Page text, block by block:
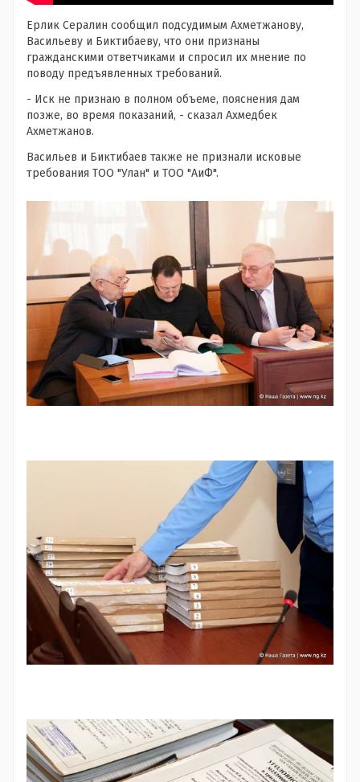
Ерлик Сералин сообщил подсудимым Ахметжанову,
Васильеву и Биктибаеву, что они признаны
гражданскими ответчиками и спросил их мнение по
поводу предъявленных требований.
- Иск не признаю в полном объеме, пояснения дам
позже, во время показаний, - сказал Ахмедбек
Ахметжанов.
Васильев и Биктибаев также не признали исковые
требования ТОО "Улан" и ТОО "АиФ".